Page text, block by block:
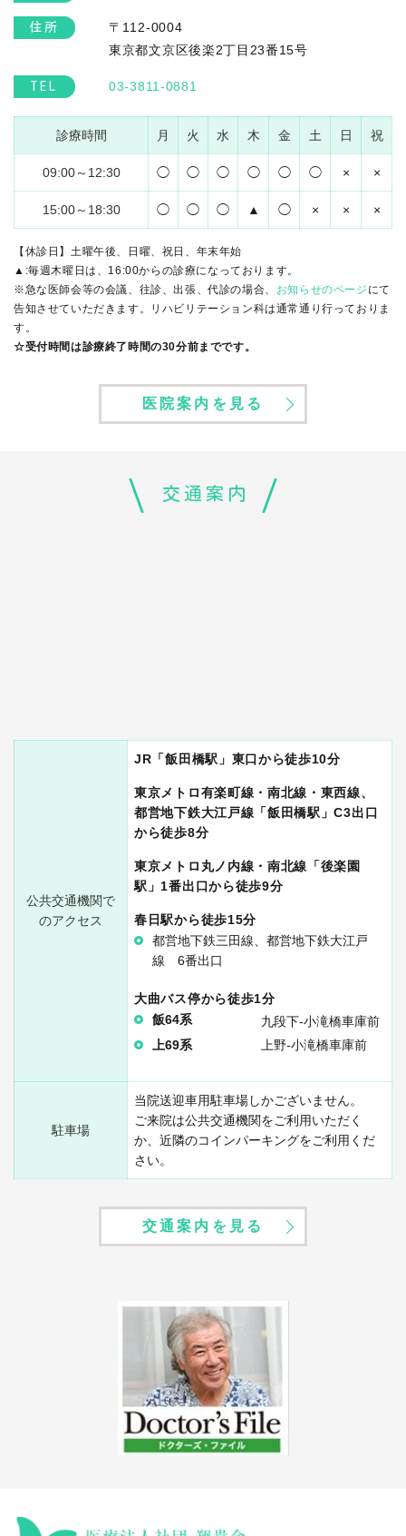
住所
〒112-0004
東京都文京区後楽2丁目23番15号
TEL 03-3811-0881
診療時間 月 火 水 木 金 土 日 祝
09:00～12:30 ◯ ◯ ◯ ◯ ◯ ◯ × ×
15:00～18:30 ◯ ◯ ◯ ▲ ◯ × × ×
【休診日】土曜午後、日曜、祝日、年末年始
▲:毎週木曜日は、16:00からの診療になっております。
※急な医師会等の会議、往診、出張、代診の場合、 お知らせのページ にて
告知させていただきます。リハビリテーション科は通常通り行っておりま
す。
☆受付時間は診療終了時間の30分前までです。
医院案内を見る
交通案内
公共交通機関で
のアクセス
JR「飯田橋駅」東口から徒歩10分
東京メトロ有楽町線・南北線・東西線、
都営地下鉄大江戸線「飯田橋駅」C3出口
から徒歩8分
東京メトロ丸ノ内線・南北線「後楽園
駅」1番出口から徒歩9分
春日駅から徒歩15分
都営地下鉄三田線、都営地下鉄大江戸
線 6番出口
大曲バス停から徒歩1分
飯64系
九段下-小滝橋車庫前
上69系
上野-小滝橋車庫前
駐車場
当院送迎車用駐車場しかございません。
ご来院は公共交通機関をご利用いただく
か、近隣のコインパーキングをご利用くだ
さい。
交通案内を見る